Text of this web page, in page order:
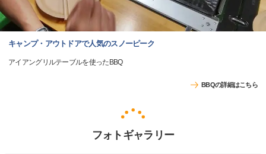
キャンプ・アウトドアで人気のスノーピーク
アイアングリルテーブルを使ったBBQ
BBQの詳細はこちら
フォトギャラリー